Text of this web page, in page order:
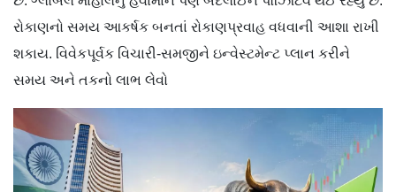
રોકાણનો સમય આકર્ષક બનતાં રોકાણપ્રવાહ વધવાની આશા રાખી
શકાય. વિવેકપૂર્વક વિચારી-સમજીને ઇન્વેસ્ટમેન્ટ પ્લાન કરીને
સમય અને તકનો લાભ લેવો